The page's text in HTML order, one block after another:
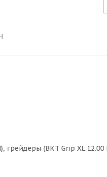
грейдеры (BKT Grip XL 12.00